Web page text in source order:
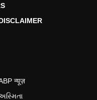
तक निःशुल्क प्रदान कर
न्यूज़